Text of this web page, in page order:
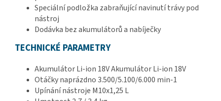
Speciální podložka zabraňující navinutí trávy pod
nástroj
Dodávka bez akumulátorů a nabíječky
TECHNICKÉ PARAMETRY
Akumulátor Li-ion 18V Akumulátor Li-ion 18V
Otáčky naprázdno 3.500/5.100/6.000 min-1
Upínání nástroje M10x1,25 L